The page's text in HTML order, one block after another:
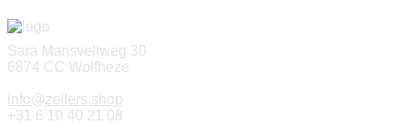
Sara Mansveltweg 30
6874 CC Wolfheze
info@zeilers.shop
+31 6 10 40 21 08